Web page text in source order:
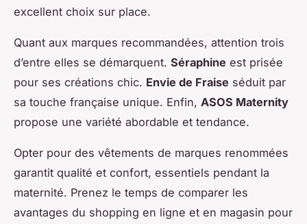
excellent choix sur place.
Quant aux marques recommandées, attention trois
d’entre elles se démarquent. Séraphine est prisée
pour ses créations chic. Envie de Fraise séduit par
sa touche française unique. Enfin, ASOS Maternity
propose une variété abordable et tendance.
Opter pour des vêtements de marques renommées
garantit qualité et confort, essentiels pendant la
maternité. Prenez le temps de comparer les
avantages du shopping en ligne et en magasin pour